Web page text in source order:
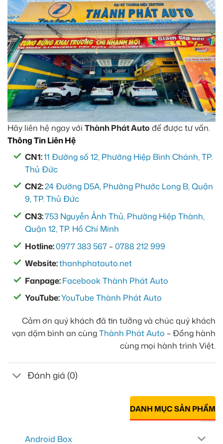
Hãy liên hệ ngay với Thành Phát Auto để được tư vấn.
Thông Tin Liên Hệ
CN1:11 Đường số 12, Phường Hiệp Bình Chánh, TP.
Thủ Đức
CN2:24 Đường D5A, Phường Phước Long B, Quận
9, TP. Thủ Đức
CN3:753 Nguyễn Ảnh Thủ, Phường Hiệp Thành,
Quận 12, TP. Hồ Chí Minh
Hotline:0977 383 567 –0788 212 999
Website:thanhphatauto.net
Fanpage:Facebook Thành Phát Auto
YouTube:YouTube Thành Phát Auto
Cảm ơn quý khách đã tin tưởng và chúc quý khách
vạn dặm bình an cùngThành Phát Auto – Đồng hành
cùng mọi hành trình Việt.
Đánh giá (0)
DANH MỤC SẢN PHẨM
Android Box